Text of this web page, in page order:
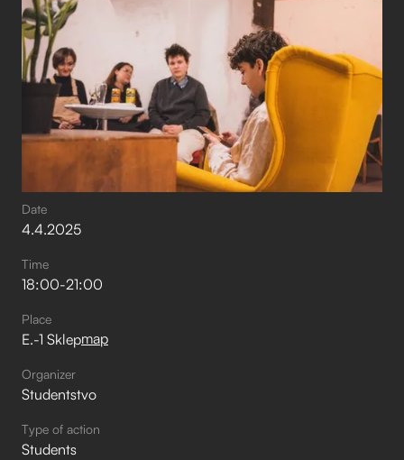
Date
4.4.2025
Time
18:00-21:00
Place
E.-1 Sklepmap
Organizer
Studentstvo
Type of action
Students